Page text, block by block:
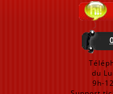
du
9h-